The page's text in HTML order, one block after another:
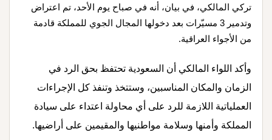
تركي المالكي، في بيان، أنه في صباح يوم الأحد، تم اعتراض
وتدمير 3 مسيّرات بعد دخولها المجال الجوي للمملكة قادمة
من الأجواء العراقية.
وأكد اللواء المالكي أن السعودية تحتفظ بحق الرد في
الزمان والمكان المناسبين، وستتخذ وتنفذ كل الإجراءات
العملياتية اللازمة للرد على أي محاولة اعتداء على سيادة
المملكة وأمنها وسلامة مواطنيها والمقيمين على أراضيها.